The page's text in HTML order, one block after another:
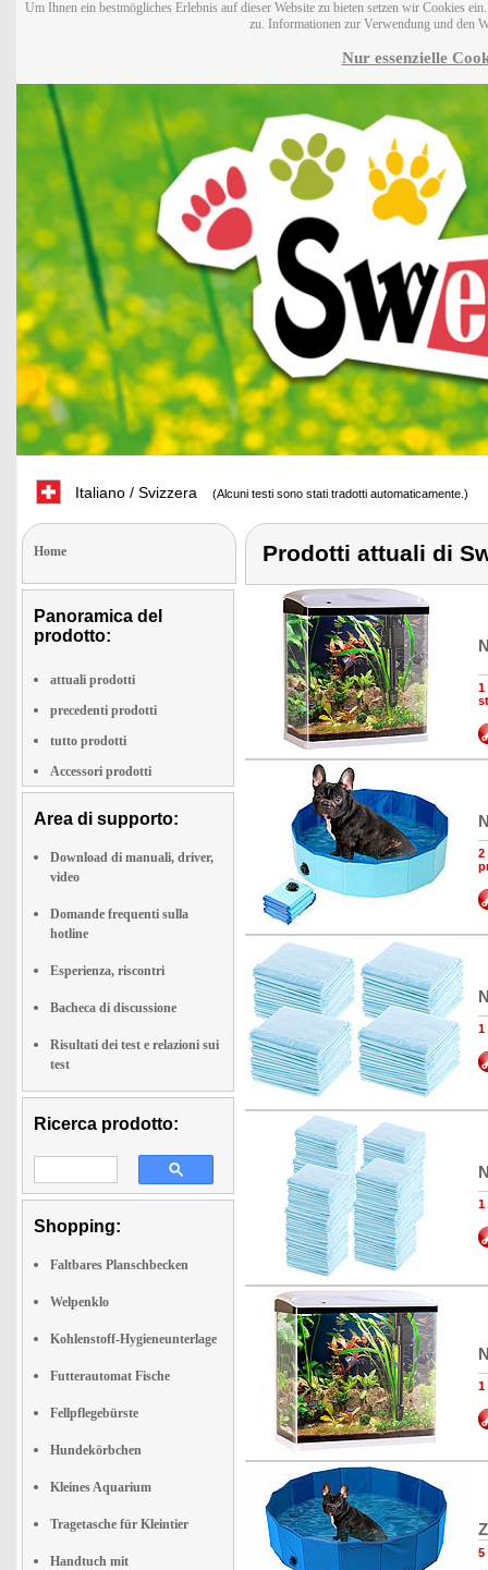
Um Ihnen ein bestmögliches Erlebnis auf dieser Website zu bieten setzen wir Cookies
zu. Informationen zur Verwendung und den
Nur essenzielle
Italiano / Svizzera (Alcuni testi sono stati tradotti automaticamente.)
Home
Panoramica del
prodotto:
attuali prodotti
precedenti prodotti
tutto prodotti
Accessori prodotti
Area di supporto:
Download di manuali, driver,
video
Domande frequenti sulla
hotline
Esperienza, riscontri
Bacheca di discussione
Risultati dei test e relazioni sui
test
Ricerca prodotto:
Shopping:
Faltbares Planschbecken
Welpenklo
Kohlenstoff-Hygieneunterlage
Futterautomat Fische
Fellpflegebürste
Hundekörbchen
Kleines Aquarium
Tragetasche für Kleintier
Handtuch mit
Prodotti attuali di
1
2
1
1
1
5